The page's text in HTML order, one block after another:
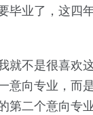
毕业了，这四
就不是很喜欢
意向专业，而
第二个意向专